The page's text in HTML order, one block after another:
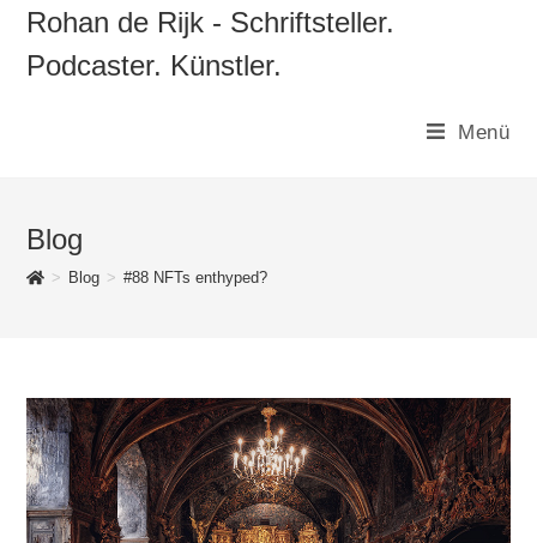
Zum
Inhalt
springen
Rohan de Rijk - Schriftsteller.
Podcaster. Künstler.
Menü
Blog
> Blog > #88 NFTs enthyped?